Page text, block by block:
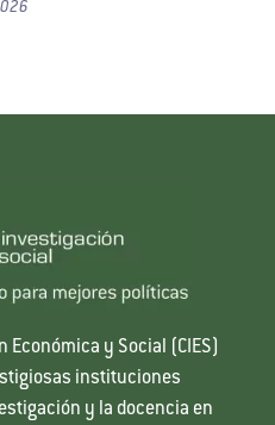
y Social (CIES)
instituciones
y la docencia en